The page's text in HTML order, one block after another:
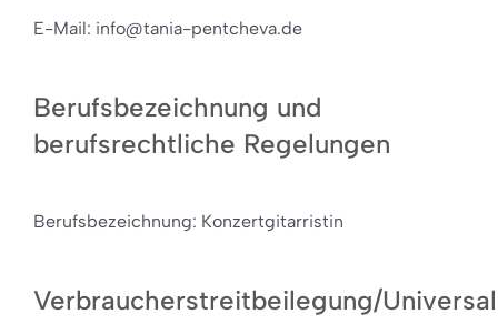
E-Mail: info@tania-pentcheva.de
Berufsbezeichnung und
berufsrechtliche Regelungen
Berufsbezeichnung: Konzertgitarristin
Verbraucherstreitbeilegung/